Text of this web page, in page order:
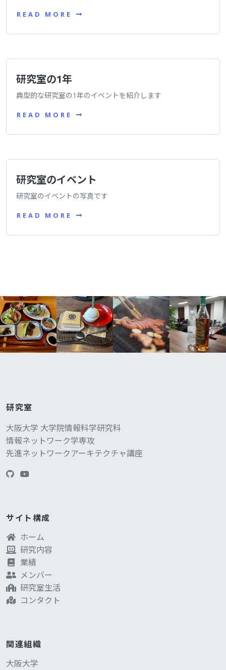
READ MORE
研究室の1年
典型的な研究室の1年のイベントを紹介します
READ MORE
研究室のイベント
研究室のイベントの写真です
READ MORE
研究室
大阪大学 大学院情報科学研究科
情報ネットワーク学専攻
先進ネットワークアーキテクチャ講座
サイト構成
ホーム
研究内容
業績
メンバー
研究室生活
コンタクト
関連組織
大阪大学